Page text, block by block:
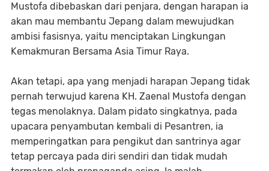
Mustofa dibebaskan dari penjara, dengan harapan ia
akan mau membantu Jepang dalam mewujudkan
ambisi fasisnya, yaitu menciptakan Lingkungan
Kemakmuran Bersama Asia Timur Raya.
Akan tetapi, apa yang menjadi harapan Jepang tidak
pernah terwujud karena KH. Zaenal Mustofa dengan
tegas menolaknya. Dalam pidato singkatnya, pada
upacara penyambutan kembali di Pesantren, ia
memperingatkan para pengikut dan santrinya agar
tetap percaya pada diri sendiri dan tidak mudah